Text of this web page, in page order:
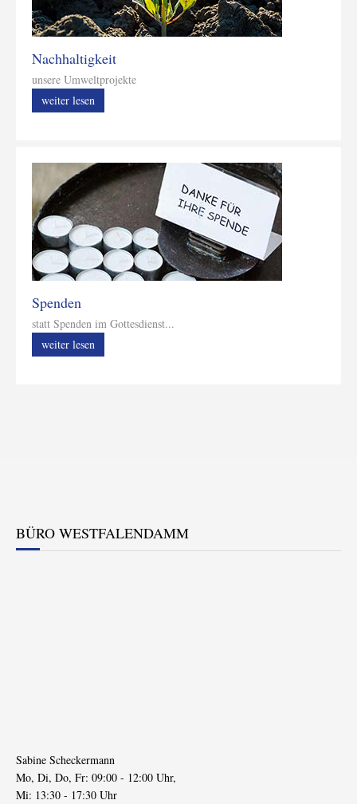
Nachhaltigkeit
unsere Umweltprojekte
weiter lesen
Spenden
statt Spenden im Gottesdienst...
weiter lesen
BÜRO WESTFALENDAMM
Sabine Scheckermann
Mo, Di, Do, Fr: 09:00 - 12:00 Uhr,
Mi: 13:30 - 17:30 Uhr